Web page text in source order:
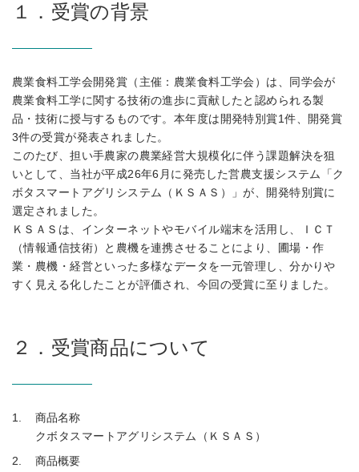
１．受賞の背景
農業食料工学会開発賞（主催：農業食料工学会）は、同学会が
農業食料工学に関する技術の進歩に貢献したと認められる製
品・技術に授与するものです。本年度は開発特別賞1件、開発賞
3件の受賞が発表されました。
このたび、担い手農家の農業経営大規模化に伴う課題解決を狙
いとして、当社が平成26年6月に発売した営農支援システム「ク
ボタスマートアグリシステム（ＫＳＡＳ）」が、開発特別賞に
選定されました。
ＫＳＡＳは、インターネットやモバイル端末を活用し、ＩＣＴ
（情報通信技術）と農機を連携させることにより、圃場・作
業・農機・経営といった多様なデータを一元管理し、分かりや
すく見える化したことが評価され、今回の受賞に至りました。
２．受賞商品について
商品名称
クボタスマートアグリシステム（ＫＳＡＳ）
商品概要